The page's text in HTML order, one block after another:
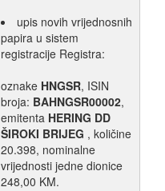
upis novih vrijednosnih
papira u sistem
registracije Registra:
oznake HNGSR, ISIN
broja: BAHNGSR00002,
emitenta HERING DD
ŠIROKI BRIJEG , količine
20.398, nominalne
vrijednosti jedne dionice
248,00 KM.